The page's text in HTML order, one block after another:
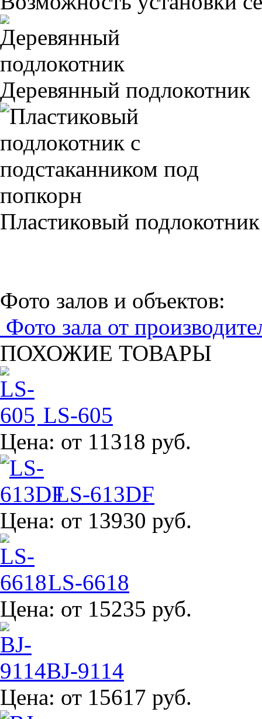
Деревянный подлокотник
Пластиковый
Фото залов и объектов:
Фото зала от
ПОХОЖИЕ ТОВАРЫ
LS-605
Цена: от 11318 руб.
LS-613DF
Цена: от 13930 руб.
LS-6618
Цена: от 15235 руб.
BJ-9114
Цена: от 15617 руб.